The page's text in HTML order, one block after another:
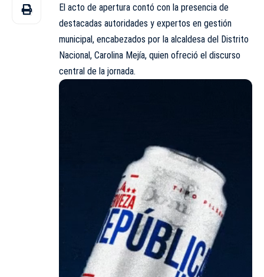
El acto de apertura contó con la presencia de
destacadas autoridades y expertos en gestión
municipal, encabezados por la alcaldesa del Distrito
Nacional, Carolina Mejía, quien ofreció el discurso
central de la jornada.